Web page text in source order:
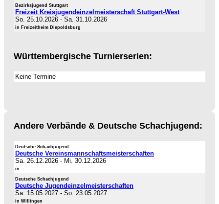
Bezirksjugend Stuttgart
Freizeit Kreisjugendeinzelmeisterschaft Stuttgart-West
So. 25.10.2026 - Sa. 31.10.2026
in Freizeitheim Diepoldsburg
Württembergische Turnierserien:
Keine Termine
Andere Verbände & Deutsche Schachjugend:
Deutsche Schachjugend
Deutsche Vereinsmannschaftsmeisterschaften
Sa. 26.12.2026 - Mi. 30.12.2026
in
Deutsche Schachjugend
Deutsche Jugendeinzelmeisterschaften
Sa. 15.05.2027 - So. 23.05.2027
in Willingen